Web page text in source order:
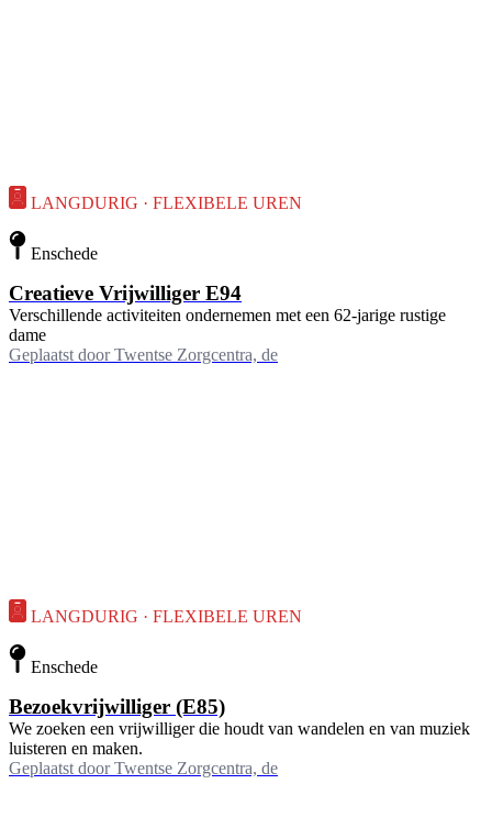
LANGDURIG · FLEXIBELE UREN
Enschede
Creatieve Vrijwilliger E94
Verschillende activiteiten ondernemen met een 62-jarige rustige
dame
Geplaatst door Twentse Zorgcentra, de
LANGDURIG · FLEXIBELE UREN
Enschede
Bezoekvrijwilliger (E85)
We zoeken een vrijwilliger die houdt van wandelen en van muziek
luisteren en maken.
Geplaatst door Twentse Zorgcentra, de